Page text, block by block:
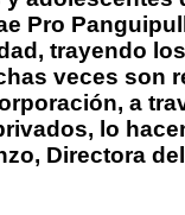
Pro
trayendo
veces son
a
lo
Directora